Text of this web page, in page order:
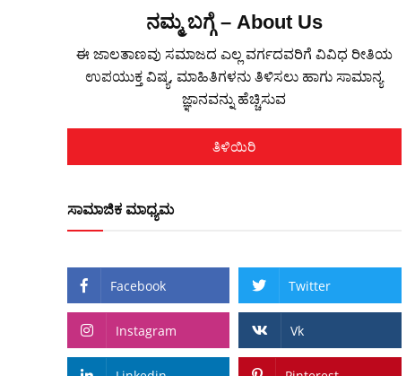
ನಮ್ಮ ಬಗ್ಗೆ – About Us
ಈ ಜಾಲತಾಣವು ಸಮಾಜದ ಎಲ್ಲ ವರ್ಗದವರಿಗೆ ವಿವಿಧ ರೀತಿಯ
ಉಪಯುಕ್ತ ವಿಷ್ಯ, ಮಾಹಿತಿಗಳನು ತಿಳಿಸಲು ಹಾಗು ಸಾಮಾನ್ಯ
ಜ್ಞಾನವನ್ನು ಹೆಚ್ಚಿಸುವ
ತಿಳಿಯಿರಿ
ಸಾಮಾಜಿಕ ಮಾಧ್ಯಮ
Facebook Twitter
Instagram Vk